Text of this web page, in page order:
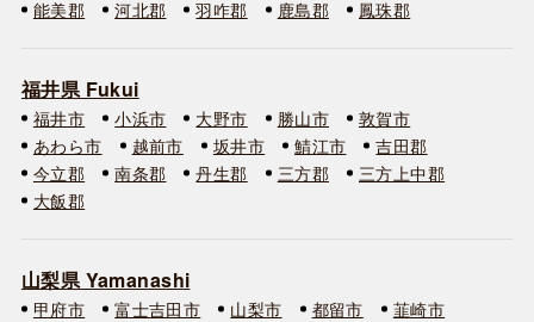
能美郡 河北郡 羽咋郡 鹿島郡 鳳珠郡
福井県 Fukui
福井市 小浜市 大野市 勝山市
敦賀市
あわら市
越前市 坂井市 鯖江市
吉田郡
今立郡
南条郡 丹生郡 三方郡
三方上中郡
大飯郡
山梨県 Yamanashi
甲府市 富士吉田市 山梨市 都留市
韮崎市